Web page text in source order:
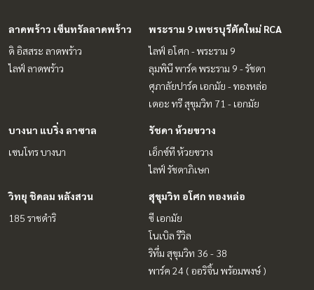
ลาดพร้าว เซ็นทรัลลาดพร้าว
ดิ อิสสระ ลาดพร้าว
ไลฟ์ ลาดพร้าว
พระราม 9 เพชรบุรีตัดใหม่ RCA
ไลฟ์ อโศก - พระราม 9
ลุมพินี พาร์ค พระราม 9 - รัชดา
ศุภาลัยปาร์ค เอกมัย - ทองหล่อ
เดอะ ทรี สุขุมวิท 71 - เอกมัย
บางนา แบริ่ง ลาซาล
เซนโทร บางนา
รัชดา ห้วยขวาง
เอ็กซ์ที ห้วยขวาง
ไลฟ์ รัชดาภิเษก
วิทยุ ชิดลม หลังสวน
185 ราชดำริ
สุขุมวิท อโศก ทองหล่อ
ซี เอกมัย
โนเบิล รีวิล
ริทึ่ม สุขุมวิท 36 - 38
พาร์ค 24 ( ออริจิ้น พร้อมพงษ์ )